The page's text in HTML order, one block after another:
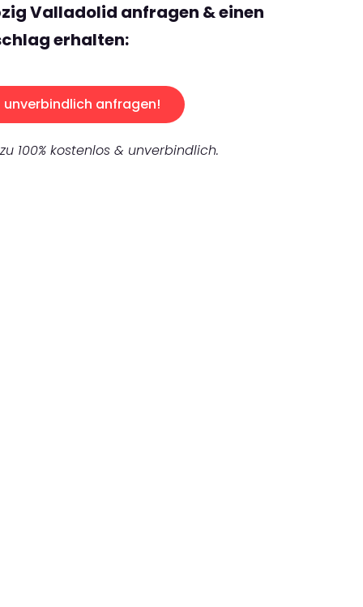
Valladolid anfragen & einen
erhalten:
unverbindlich anfragen!
100% kostenlos & unverbindlich.